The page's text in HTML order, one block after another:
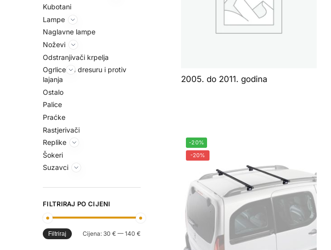
2005. do 2011. godina
-20%
-20%
Kubotani
Lampe
Naglavne lampe
Noževi
Odstranjivači krpelja
Ogrlice za dresuru i protiv
lajanja
Ostalo
Palice
Praćke
Rastjerivači
Replike
Šokeri
Suzavci
FILTRIRAJ PO CIJENI
Filtriraj Cijena: 30 € — 140 €